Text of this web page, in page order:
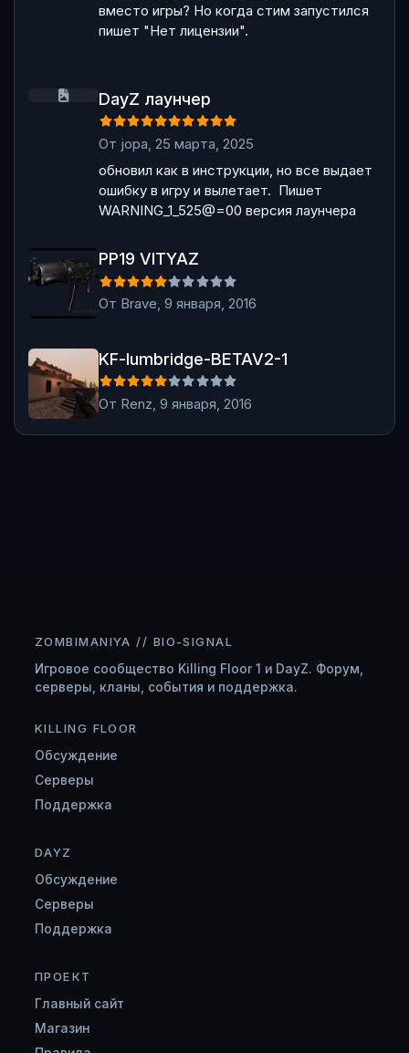
вместо игры? Но когда стим запустился
пишет "Нет лицензии".
DayZ лаунчер
От jopa 25 марта, 2025
обновил как в инструкции, но все выдает
ошибку в игру и вылетает. Пишет
WARNING_1_525@=00 версия лаунчера
PP19 VITYAZ
От Brave,9 января, 2016
KF-lumbridge-BETAV2-1
От Renz,9 января, 2016
ZOMBIMANIYA // BIO-SIGNAL
Игровое сообщество Killing Floor 1 и DayZ. Форум,
серверы, кланы, события и поддержка.
KILLING FLOOR
Обсуждение
Серверы
Поддержка
DAYZ
Обсуждение
Серверы
Поддержка
ПРОЕКТ
Главный сайт
Магазин